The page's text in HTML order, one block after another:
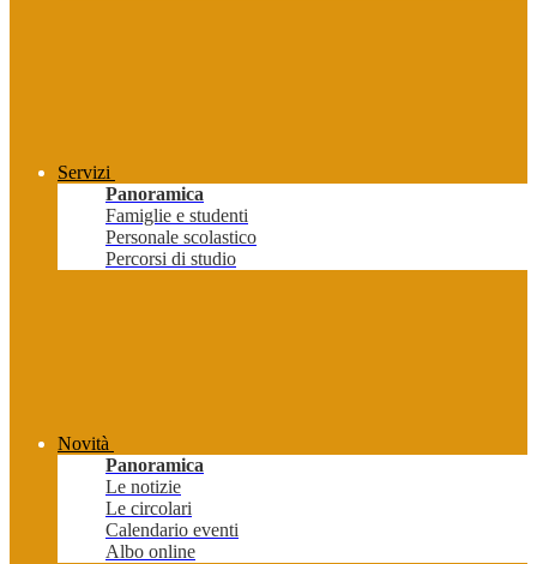
Servizi
Panoramica
Famiglie e studenti
Personale scolastico
Percorsi di studio
Novità
Panoramica
Le notizie
Le circolari
Calendario eventi
Albo online